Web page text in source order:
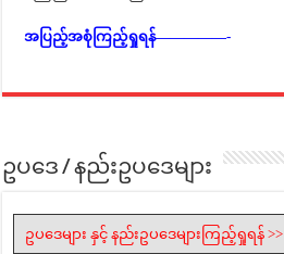
အပြည့်အစုံကြည့်ရှုရန်—————-
ဥပဒေ / နည်းဥပဒေများ
ဥပဒေများ နှင့် နည်းဥပဒေများကြည့်ရှုရန် >>